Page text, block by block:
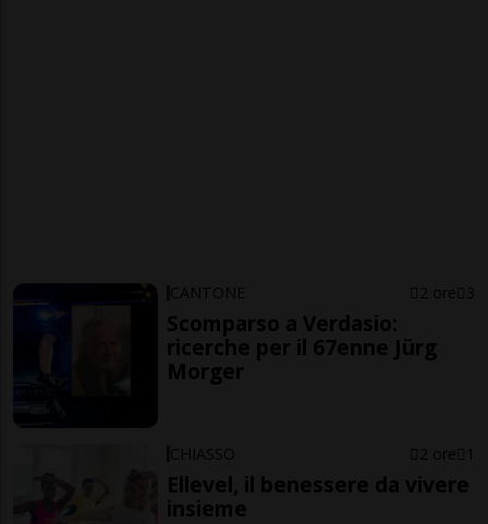
CANTONE 2 ore 3
Scomparso a Verdasio:
ricerche per il 67enne Jürg
Morger
CHIASSO 2 ore 1
Ellevel, il benessere da vivere
insieme